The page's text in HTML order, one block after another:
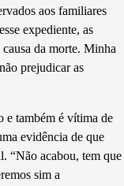
aos familiares
expediente, as
da morte. Minha
prejudicar as
e também é vítima de
evidência de que
“Não acabou, tem que
sim a